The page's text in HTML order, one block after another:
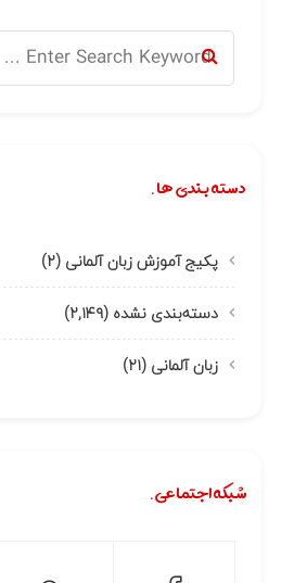
دسته بندی ها.
پکیج آموزش زبان آلمانی (۲)
دسته‌بندی نشده (۲,۱۴۹)
زبان آلمانی (۲۱)
شبکه اجتماعی.